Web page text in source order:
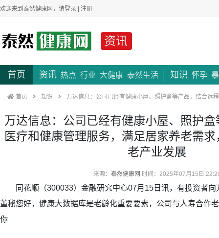
欢迎来到泰然健康网，请登录 | 注册
资讯
首页 资讯 热点 行业 大健康 泰然生活 知识 怀孕
首页 知识 万达信息：公司已经有健康小屋、照护盒等产品，结合远
万达信息：公司已经有健康小屋、照护
医疗和健康管理服务，满足居家养老需
老产业发展
来源： 泰然健康网 时间：2025年07月15日
同花顺（300033）金融研究中心07月15日讯，有投资者向
董秘您好，健康大数据库是老龄化重要要素，公司与人寿合作
你